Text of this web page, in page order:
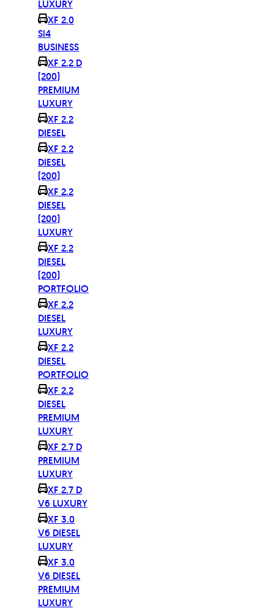
LUXURY
XF 2.0
Si4
BUSINESS
XF 2.2 D
(200)
PREMIUM
LUXURY
XF 2.2
DIESEL
XF 2.2
DIESEL
(200)
XF 2.2
DIESEL
(200)
LUXURY
XF 2.2
DIESEL
(200)
PORTFOLIO
XF 2.2
DIESEL
LUXURY
XF 2.2
DIESEL
PORTFOLIO
XF 2.2
DIESEL
PREMIUM
LUXURY
XF 2.7 D
PREMIUM
LUXURY
XF 2.7 D
V6 LUXURY
XF 3.0
V6 DIESEL
LUXURY
XF 3.0
V6 DIESEL
PREMIUM
LUXURY